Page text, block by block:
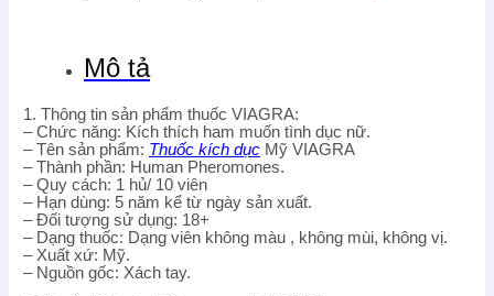
Mô tả
1. Thông tin sản phẩm thuốc VIAGRA:
– Chức năng: Kích thích ham muốn tình dục nữ.
– Tên sản phẩm: Thuốc kích dục Mỹ VIAGRA
– Thành phần: Human Pheromones.
– Quy cách: 1 hủ/ 10 viên
– Hạn dùng: 5 năm kể từ ngày sản xuất.
– Đối tượng sử dụng: 18+
– Dạng thuốc: Dạng viên không màu , không mùi, không vị.
– Xuất xứ: Mỹ.
– Nguồn gốc: Xách tay.